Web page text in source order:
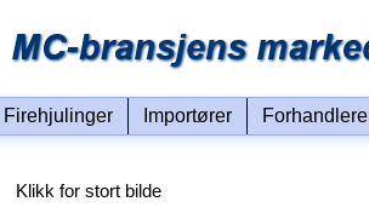
Firehjulinger Importører Forhandlere
Klikk for stort bilde